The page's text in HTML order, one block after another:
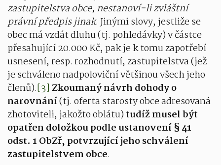
zastupitelstva obce, nestanoví-li zvláštní
právní předpis jinak. Jinými slovy, jestliže se
obec má vzdát dluhu (tj. pohledávky) v částce
přesahující 20.000 Kč, pak je k tomu zapotřebí
usnesení, resp. rozhodnutí, zastupitelstva (jež
je schváleno nadpoloviční většinou všech jeho
členů).[3]Zkoumaný návrh dohody o
narovnání(tj. oferta starosty obce adresovaná
zhotoviteli, jakožto oblátu)tudíž musel být
opatřen doložkou podle ustanovení § 41
odst. 1 ObZř, potvrzující jeho schválení
zastupitelstvem obce.